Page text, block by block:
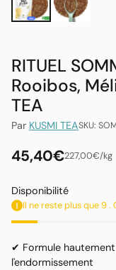
RITUEL
Rooibos,
TEA
Par KUSMI TEASKU:
Prix
habituel
45,40€Prix
227,00€/
par kg
Disponibilité
Il ne reste plus que 9 .
✔ Formule
l'endormissement